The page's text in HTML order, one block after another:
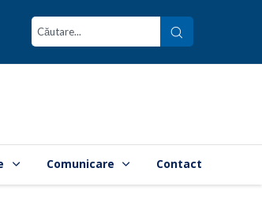
Comunicare Contact